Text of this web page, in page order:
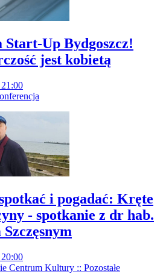
Up Bydgoszcz!
jest kobietą
i pogadać: Kręte
- spotkanie z dr hab.
Centrum Kultury :: Pozostałe